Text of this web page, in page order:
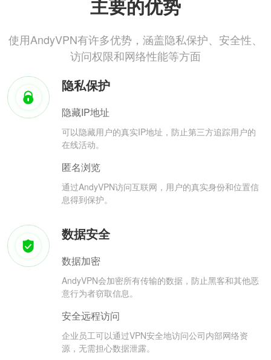
主要的优势
使用AndyVPN有许多优势，涵盖隐私保护、安全性、
访问权限和网络性能等方面
隐私保护
隐藏IP地址
可以隐藏用户的真实IP地址，防止第三方追踪用户的
在线活动。
匿名浏览
通过AndyVPN访问互联网，用户的真实身份和位置信
息得到保护。
数据安全
数据加密
AndyVPN会加密所有传输的数据，防止黑客和其他恶
意行为者窃取信息。
安全远程访问
企业员工可以通过VPN安全地访问公司内部网络资
源，无需担心数据泄露。